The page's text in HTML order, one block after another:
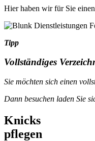
Hier haben wir für Sie
Tipp
Vollständiges
Sie möchten sich einen
Dann besuchen laden Sie
Knicks
pflegen